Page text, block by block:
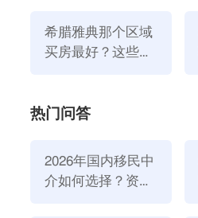
为玛蒂自治市的明珠之一。
希腊雅典那个区域
买房最好？这些区
热门问答
2026年国内移民中
介如何选择？资